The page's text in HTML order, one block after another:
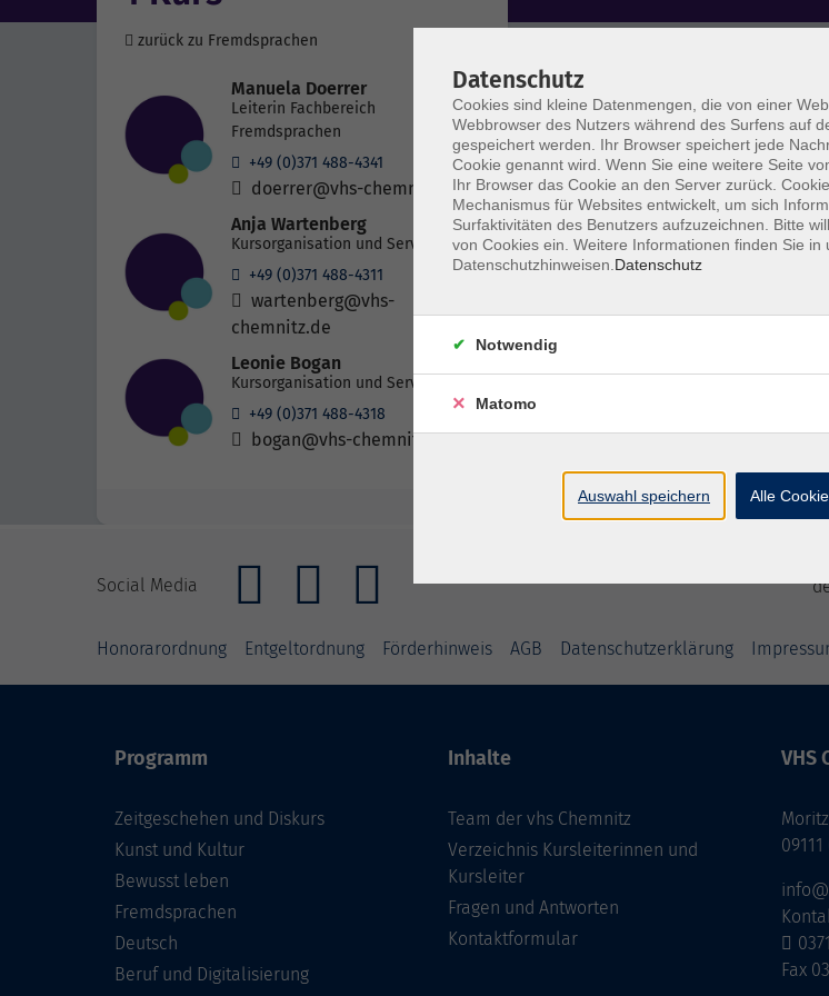
zurück zu Fremdsprachen
Manuela Doerrer
Leiterin Fachbereich
Fremdsprachen
+49 (0)371 488-4341
doerrer@vhs-chemnitz.de
Anja Wartenberg
Kursorganisation und Service
+49 (0)371 488-4311
wartenberg@vhs-
chemnitz.de
Leonie Bogan
Kursorganisation und Service
+49 (0)371 488-4318
bogan@vhs-chemnitz.de
Veranstaltungsart
nur buchbare nur
Isländisch
Social Media
Die
Honorarordnung
Entgeltordnung Förderhinweis AGB Datenschutzerklärung
Programm
Zeitgeschehen und Diskurs
Kunst und Kultur
Bewusst leben
Fremdsprachen
Deutsch
Beruf und Digitalisierung
Inhalte
Team der vhs Chemnitz
Verzeichnis Kursleiterinnen und
Kursleiter
Fragen und Antworten
Kontaktformular
VHS
Fax
Datenschutz
Cookies sind kleine Datenmengen, die von einer
Webbrowser des Nutzers während des Surfens auf
gespeichert werden. Ihr Browser speichert jede
Cookie genannt wird. Wenn Sie eine weitere Seite
Ihr Browser das Cookie an den Server zurück.
Mechanismus für Websites entwickelt, um sich
Surfaktivitäten des Benutzers aufzuzeichnen. Bitte
von Cookies ein. Weitere Informationen finden Sie in
Datenschutzhinweisen. Datenschutz
Notwendig
Matomo
Auswahl speichern Alle